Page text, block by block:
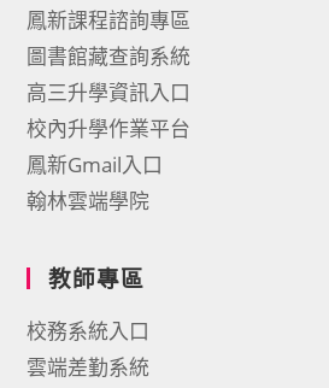
鳳新課程諮詢專區
圖書館藏查詢系統
高三升學資訊入口
校內升學作業平台
鳳新Gmail入口
翰林雲端學院
教師專區
校務系統入口
雲端差勤系統